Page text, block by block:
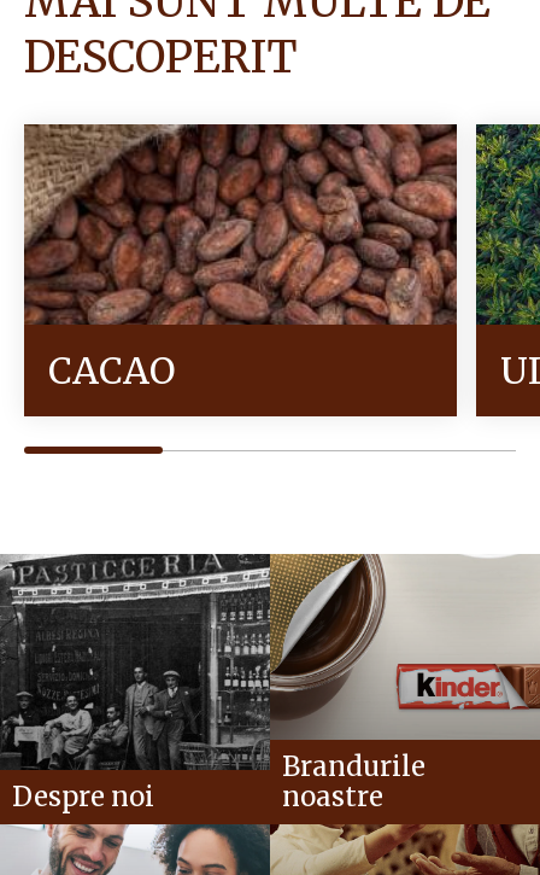
DESCOPERIT
CACAO
Despre noi
Brandurile
noastre